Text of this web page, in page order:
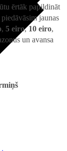
ērtāk papildināt
jaunas
, 5 eiro,10 eiro,
un avansa